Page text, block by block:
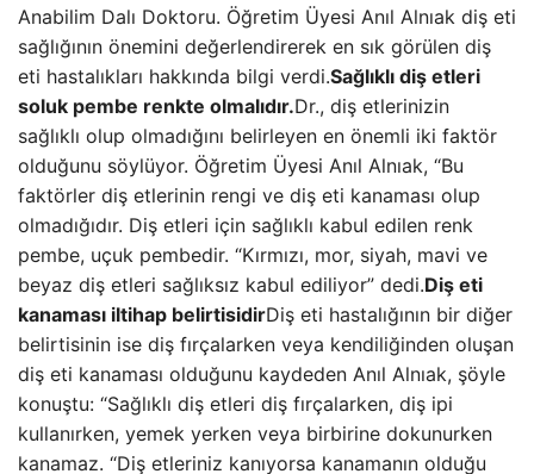
Anabilim Dalı Doktoru. Öğretim Üyesi Anıl Alnıak diş eti
sağlığının önemini değerlendirerek en sık görülen diş
eti hastalıkları hakkında bilgi verdi.Sağlıklı diş etleri
soluk pembe renkte olmalıdır.Dr., diş etlerinizin
sağlıklı olup olmadığını belirleyen en önemli iki faktör
olduğunu söylüyor. Öğretim Üyesi Anıl Alnıak, “Bu
faktörler diş etlerinin rengi ve diş eti kanaması olup
olmadığıdır. Diş etleri için sağlıklı kabul edilen renk
pembe, uçuk pembedir. “Kırmızı, mor, siyah, mavi ve
beyaz diş etleri sağlıksız kabul ediliyor” dedi.Diş eti
kanaması iltihap belirtisidirDiş eti hastalığının bir diğer
belirtisinin ise diş fırçalarken veya kendiliğinden oluşan
diş eti kanaması olduğunu kaydeden Anıl Alnıak, şöyle
konuştu: “Sağlıklı diş etleri diş fırçalarken, diş ipi
kullanırken, yemek yerken veya birbirine dokunurken
kanamaz. “Diş etleriniz kanıyorsa kanamanın olduğu